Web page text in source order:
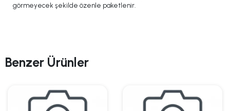
görmeyecek şekilde özenle paketlenir.
Benzer Ürünler